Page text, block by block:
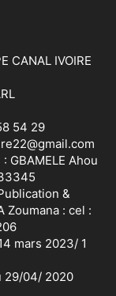
CANAL IVOIRE
54 29
GBAMELE Ahou
&
Zoumana : cel :
mars 2023/ 1
29/04/ 2020